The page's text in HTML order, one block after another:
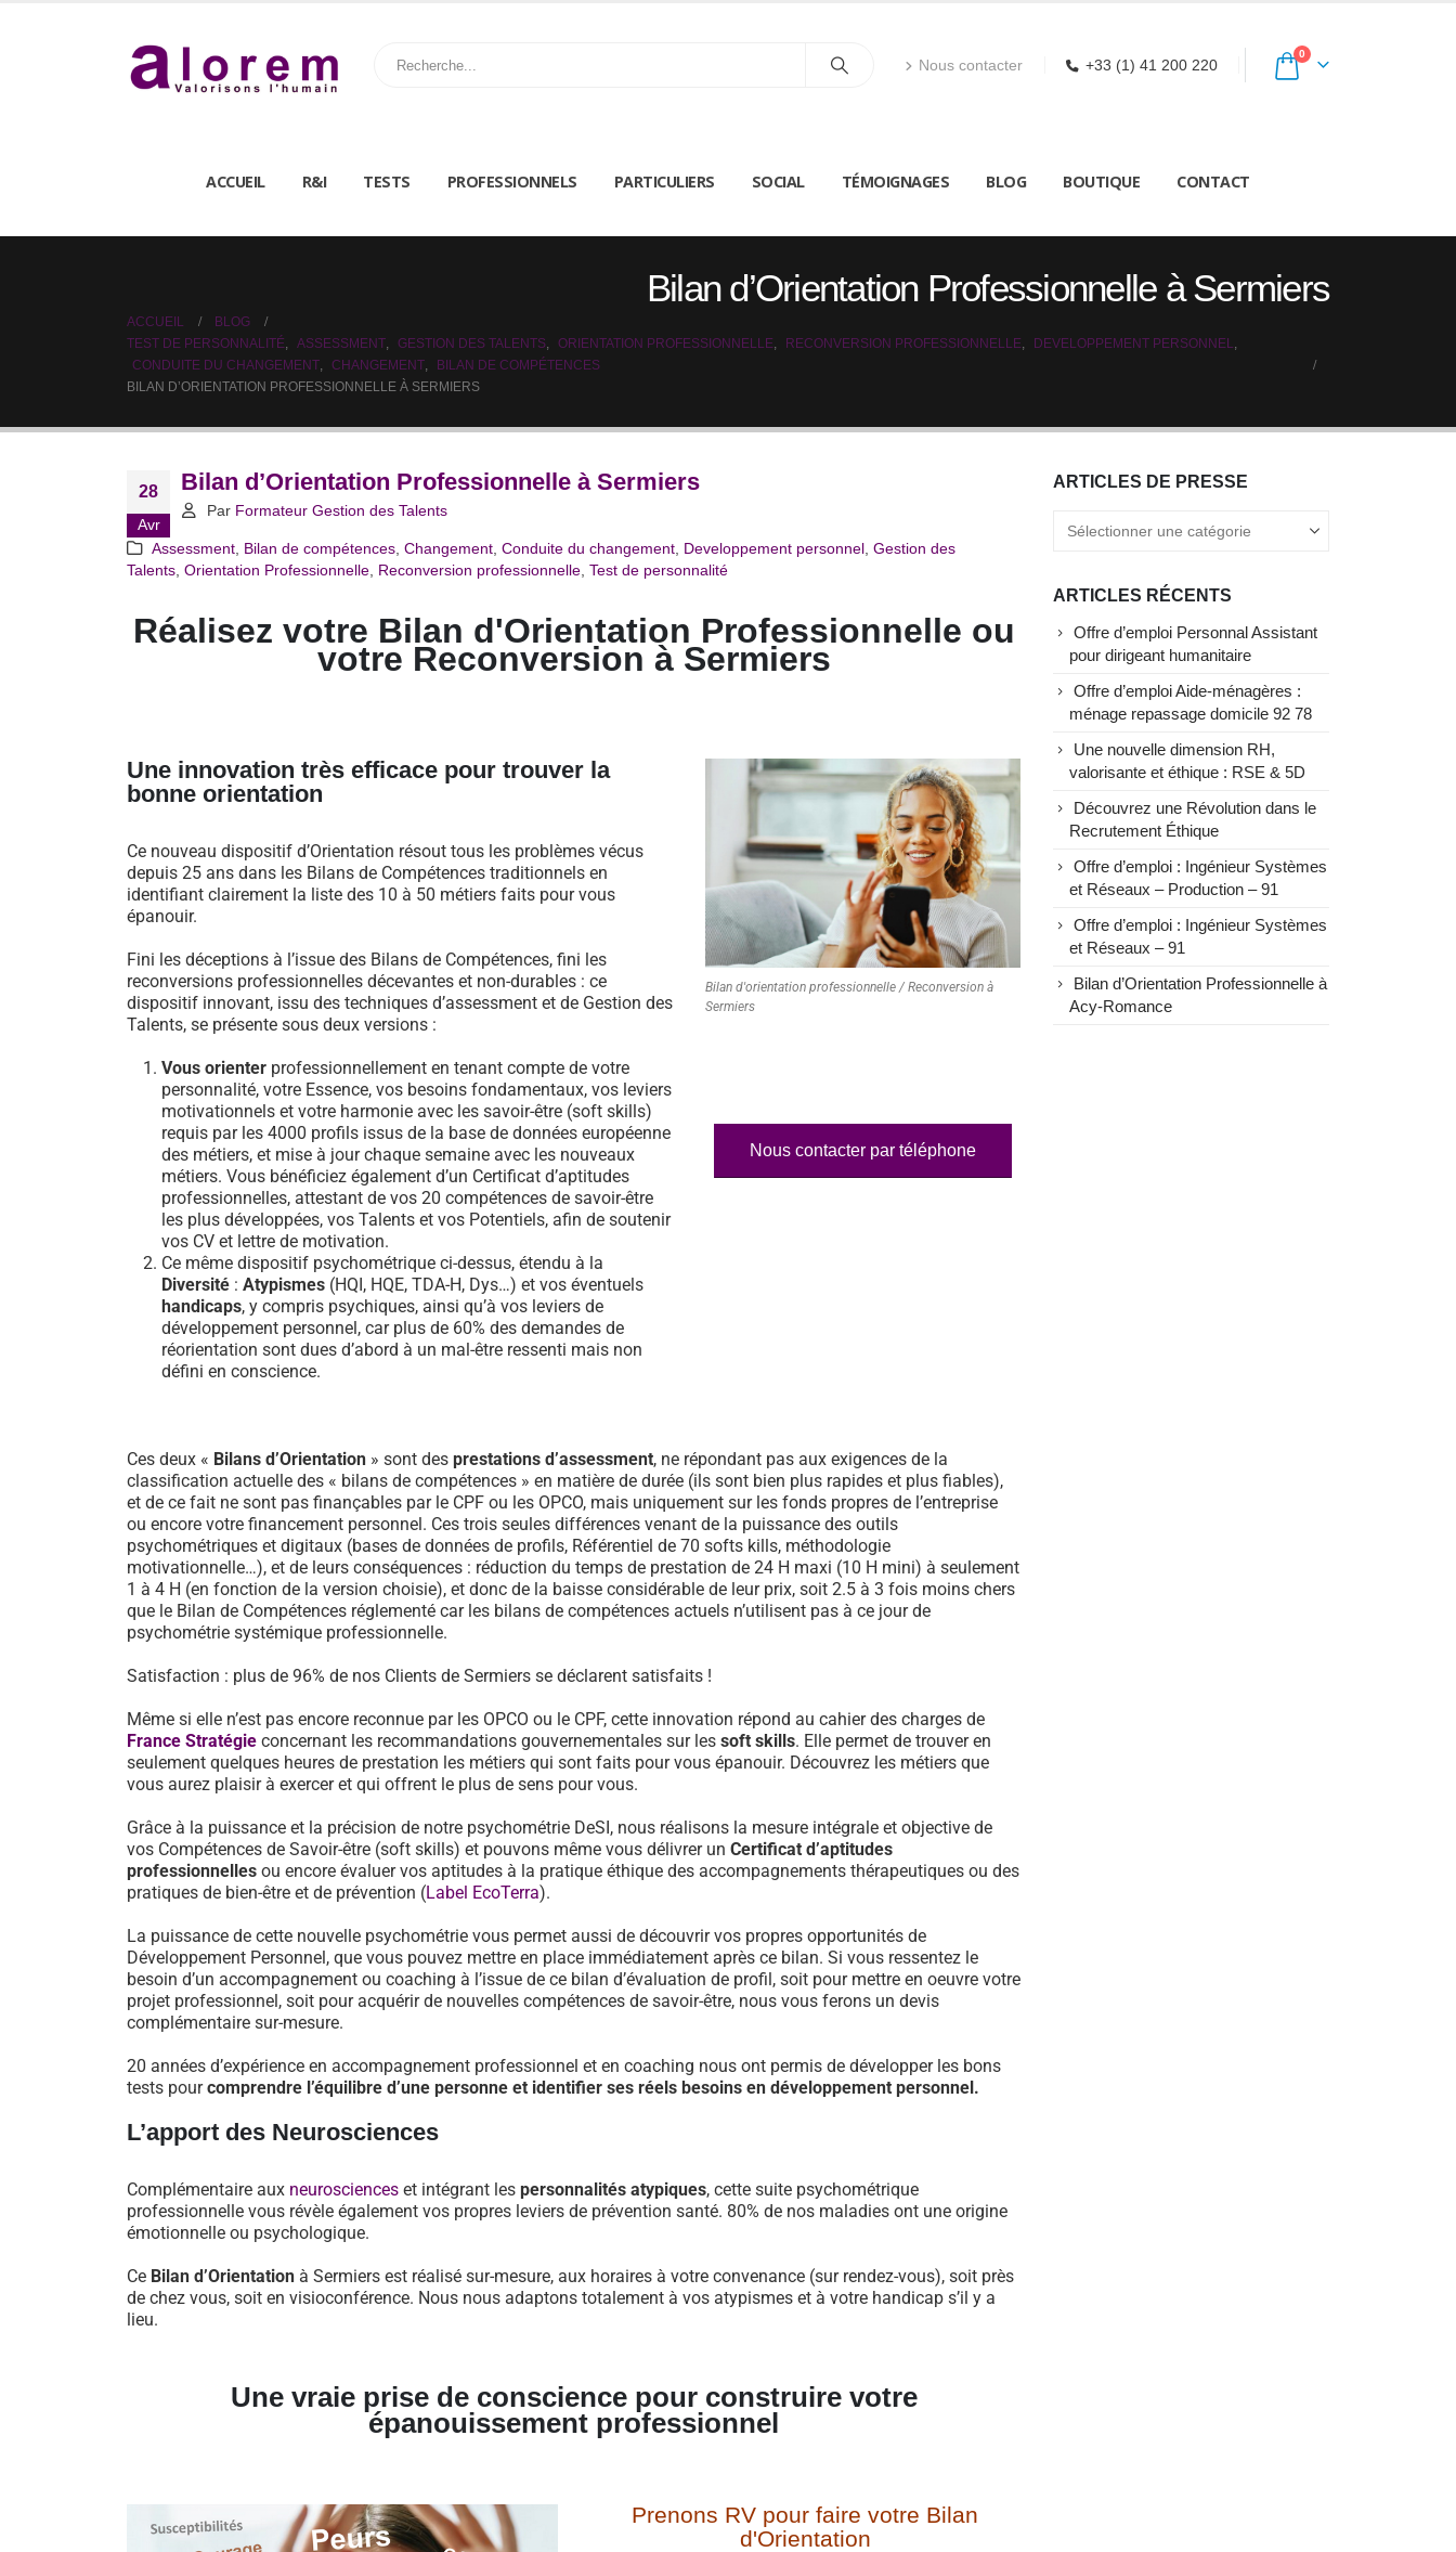
Nous contacter +33 (1) 41 200 220
0
ACCUEIL R&I TESTS PROFESSIONNELS PARTICULIERS SOCIAL TÉMOIGNAGES BLOG BOUTIQUE CONTACT
Bilan d’Orientation Professionnelle à Sermiers
ACCUEIL
BLOG
TEST DE PERSONNALITÉ
ASSESSMENT GESTION DES TALENTS ORIENTATION PROFESSIONNELLE RECONVERSION PROFESSIONNELLE DEVELOPPEMENT PERSONNEL
CONDUITE DU CHANGEMENT
CHANGEMENT
BILAN DE COMPÉTENCES
BILAN D’ORIENTATION PROFESSIONNELLE À SERMIERS
28
Avr
Bilan d’Orientation Professionnelle à Sermiers
Par Formateur Gestion des Talents
Assessment Bilan de compétences ,Changement ,Conduite du changement Developpement personnel ,Gestion des
Talents Orientation Professionnelle Reconversion professionnelle Test de personnalité
Réalisez votre Bilan d'Orientation Professionnelle ou
votre Reconversion à Sermiers
Une innovation très efficace pour trouver la
bonne orientation
Ce nouveau dispositif d’Orientation résout tous les problèmes vécus
depuis 25 ans dans les Bilans de Compétences traditionnels en
identifiant clairement la liste des 10 à 50 métiers faits pour vous
épanouir.
Fini les déceptions à l’issue des Bilans de Compétences, fini les
reconversions professionnelles décevantes et non-durables : ce
dispositif innovant, issu des techniques d’assessment et de Gestion des
Talents, se présente sous deux versions :
Vous orienter professionnellement en tenant compte de votre
personnalité, votre Essence, vos besoins fondamentaux, vos leviers
motivationnels et votre harmonie avec les savoir-être (soft skills)
requis par les 4000 profils issus de la base de données européenne
des métiers, et mise à jour chaque semaine avec les nouveaux
métiers. Vous bénéficiez également d’un Certificat d’aptitudes
professionnelles, attestant de vos 20 compétences de savoir-être
les plus développées, vos Talents et vos Potentiels, afin de soutenir
vos CV et lettre de motivation.
Ce même dispositif psychométrique ci-dessus, étendu à la
Diversité : Atypismes (HQI, HQE, TDA-H, Dys…) et vos éventuels
handicaps, y compris psychiques, ainsi qu’à vos leviers de
développement personnel, car plus de 60% des demandes de
réorientation sont dues d’abord à un mal-être ressenti mais non
défini en conscience.
Bilan d'orientation professionnelle / Reconversion à
Sermiers
Nous contacter par téléphone
Ces deux « Bilans d’Orientation » sont des prestations d’assessment, ne répondant pas aux exigences de la
classification actuelle des « bilans de compétences » en matière de durée (ils sont bien plus rapides et plus fiables),
et de ce fait ne sont pas finançables par le CPF ou les OPCO, mais uniquement sur les fonds propres de l’entreprise
ou encore votre financement personnel. Ces trois seules différences venant de la puissance des outils
psychométriques et digitaux (bases de données de profils, Référentiel de 70 softs kills, méthodologie
motivationnelle…), et de leurs conséquences : réduction du temps de prestation de 24 H maxi (10 H mini) à seulement
1 à 4 H (en fonction de la version choisie), et donc de la baisse considérable de leur prix, soit 2.5 à 3 fois moins chers
que le Bilan de Compétences réglementé car les bilans de compétences actuels n’utilisent pas à ce jour de
psychométrie systémique professionnelle.
Satisfaction : plus de 96% de nos Clients de Sermiers se déclarent satisfaits !
Même si elle n’est pas encore reconnue par les OPCO ou le CPF, cette innovation répond au cahier des charges de
France Stratégie concernant les recommandations gouvernementales sur les soft skills. Elle permet de trouver en
seulement quelques heures de prestation les métiers qui sont faits pour vous épanouir. Découvrez les métiers que
vous aurez plaisir à exercer et qui offrent le plus de sens pour vous.
Grâce à la puissance et la précision de notre psychométrie DeSI, nous réalisons la mesure intégrale et objective de
vos Compétences de Savoir-être (soft skills) et pouvons même vous délivrer un Certificat d’aptitudes
professionnelles ou encore évaluer vos aptitudes à la pratique éthique des accompagnements thérapeutiques ou des
pratiques de bien-être et de prévention (Label EcoTerra).
La puissance de cette nouvelle psychométrie vous permet aussi de découvrir vos propres opportunités de
Développement Personnel, que vous pouvez mettre en place immédiatement après ce bilan. Si vous ressentez le
besoin d’un accompagnement ou coaching à l’issue de ce bilan d’évaluation de profil, soit pour mettre en oeuvre votre
projet professionnel, soit pour acquérir de nouvelles compétences de savoir-être, nous vous ferons un devis
complémentaire sur-mesure.
20 années d’expérience en accompagnement professionnel et en coaching nous ont permis de développer les bons
tests pourcomprendre l’équilibre d’une personne et identifier ses réels besoins en développement personnel.
L’apport des Neurosciences
Complémentaire aux neurosciences et intégrant les personnalités atypiques, cette suite psychométrique
professionnelle vous révèle également vos propres leviers de prévention santé. 80% de nos maladies ont une origine
émotionnelle ou psychologique.
Ce Bilan d’Orientation à Sermiers est réalisé sur-mesure, aux horaires à votre convenance (sur rendez-vous), soit près
de chez vous, soit en visioconférence. Nous nous adaptons totalement à vos atypismes et à votre handicap s’il y a
lieu.
Une vraie prise de conscience pour construire votre
épanouissement professionnel
Prenons RV pour faire votre Bilan
d'Orientation
ARTICLES DE PRESSE
ARTICLES RÉCENTS
Offre d’emploi Personnal Assistant
pour dirigeant humanitaire
Offre d’emploi Aide-ménagères :
ménage repassage domicile 92 78
Une nouvelle dimension RH,
valorisante et éthique : RSE & 5D
Découvrez une Révolution dans le
Recrutement Éthique
Offre d’emploi : Ingénieur Systèmes
et Réseaux – Production – 91
Offre d’emploi : Ingénieur Systèmes
et Réseaux – 91
Bilan d’Orientation Professionnelle à
Acy-Romance